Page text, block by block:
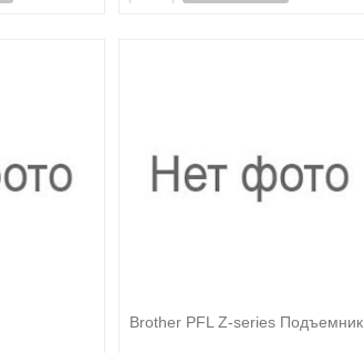
Brother PFL Z-series Подъемник